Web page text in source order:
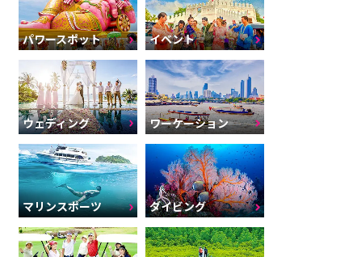
パワースポット イベント
ウェディング ワーケーション
マリンスポーツ ダイビング